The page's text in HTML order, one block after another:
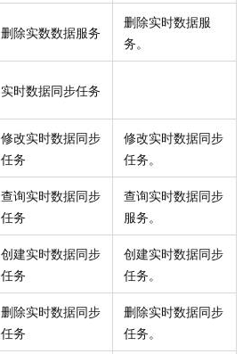
删除实数数据服务
删除实时数据服
务。
实时数据同步任务
修改实时数据同步
任务
修改实时数据同步
任务。
查询实时数据同步
任务
查询实时数据同步
服务。
创建实时数据同步
任务
创建实时数据同步
任务。
删除实时数据同步
任务
删除实时数据同步
任务。